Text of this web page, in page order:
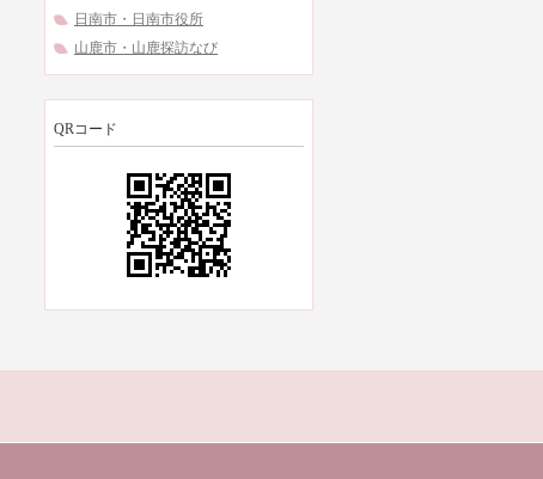
日南市・日南市役所
山鹿市・山鹿探訪なび
QRコード